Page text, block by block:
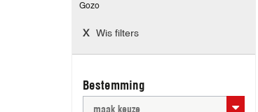
Gozo
Wis filters
Bestemming
maak keuze